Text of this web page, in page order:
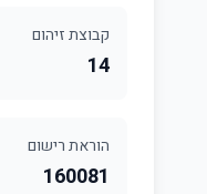
קבוצת זיהום
14
הוראת רישום
160081